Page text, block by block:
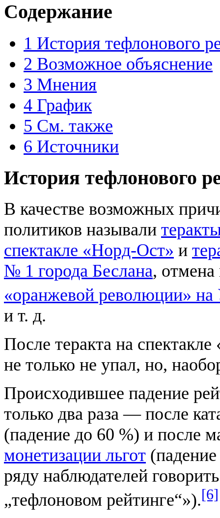
Содержание
1 История тефлонового
2 Возможное объяснение
3 Мнения
4 График
5 См. также
6 Источники
История тефлонового
В качестве возможных
политиков называли
спектакле «Норд-Ост» и
№ 1 города Беслана,
«оранжевой революции» на
и т. д.
После теракта на
не только не упал, но,
Происходившее падение
только два раза — после
(падение до 60 %) и после
монетизации льгот
ряду наблюдателей
„тефлоновом рейтинге“»).[6]